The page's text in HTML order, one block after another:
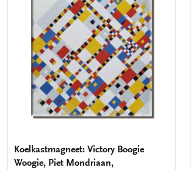
Koelkastmagneet: Victory Boogie
Woogie, Piet Mondriaan,